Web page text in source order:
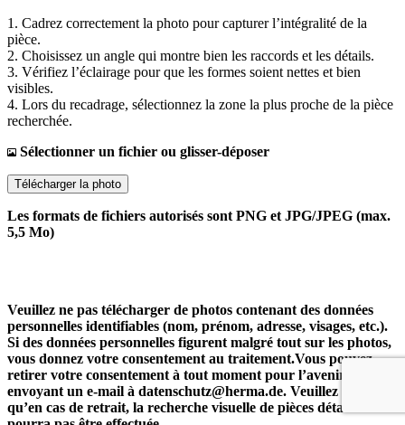
1. Cadrez correctement la photo pour capturer l’intégralité de la
pièce.
2. Choisissez un angle qui montre bien les raccords et les détails.
3. Vérifiez l’éclairage pour que les formes soient nettes et bien
visibles.
4. Lors du recadrage, sélectionnez la zone la plus proche de la pièce
recherchée.
Sélectionner un fichier ou glisser-déposer
Télécharger la photo
Les formats de fichiers autorisés sont PNG et JPG/JPEG (max.
5,5 Mo)
Veuillez ne pas télécharger de photos contenant des données
personnelles identifiables (nom, prénom, adresse, visages, etc.).
Si des données personnelles figurent malgré tout sur les photos,
vous donnez votre consentement au traitement.Vous pouvez
retirer votre consentement à tout moment pour l’avenir en
envoyant un e-mail à datenschutz@herma.de. Veuillez noter
qu’en cas de retrait, la recherche visuelle de pièces détachées ne